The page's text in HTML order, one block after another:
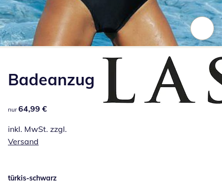
Badeanzug
64,99 €
nur 64,99 €
inkl. MwSt. zzgl.
Versand
türkis-schwarz